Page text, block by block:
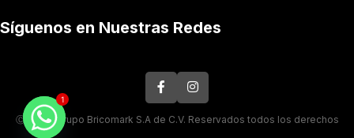
Síguenos en Nuestras Redes
Ⓒ 2026. Grupo Bricomark S.A de C.V. Reservados todos los derechos
1